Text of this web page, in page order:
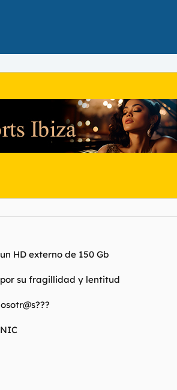
HD externo de 150 Gb
su fragillidad y lentitud